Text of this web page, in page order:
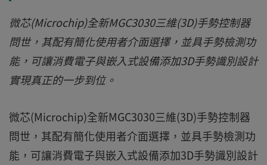
微芯(Microchip)全新MGC3030三維(3D)手勢控制器
問世，其配有簡化使用者介面選擇，並具手勢檢測功
能，可讓消費電子與嵌入式設備添加3D手勢識別設計
實現真正的一步到位。
微芯(Microchip)全新MGC3030三維(3D)手勢控制器
問世，其配有簡化使用者介面選擇，並具手勢檢測功
能，可讓消費電子與嵌入式設備添加3D手勢識別設計